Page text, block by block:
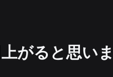
がると思い